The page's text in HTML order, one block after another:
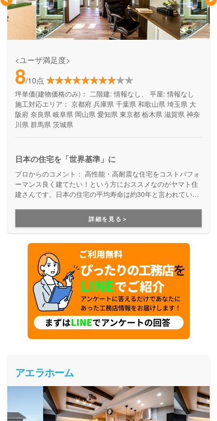
<ユーザ満足度>
8/10点
坪単価(建物価格のみ)： 二階建: 情報なし、 平屋: 情報なし
施工対応エリア： 京都府 兵庫県 千葉県 和歌山県 埼玉県 大
阪府 奈良県 岐阜県 岡山県 愛知県 東京都 栃木県 滋賀県 神奈
川県 群馬県 茨城県
日本の住宅を「世界基準」に
プロからのコメント： 高性能・高耐震な住宅をコストパフォ
ーマンス良く建てたい！という方におススメなのがヤマト住
建さんです。日本の住宅の平均寿命は約30年と言われていま
詳細を見る＞
アエラホーム